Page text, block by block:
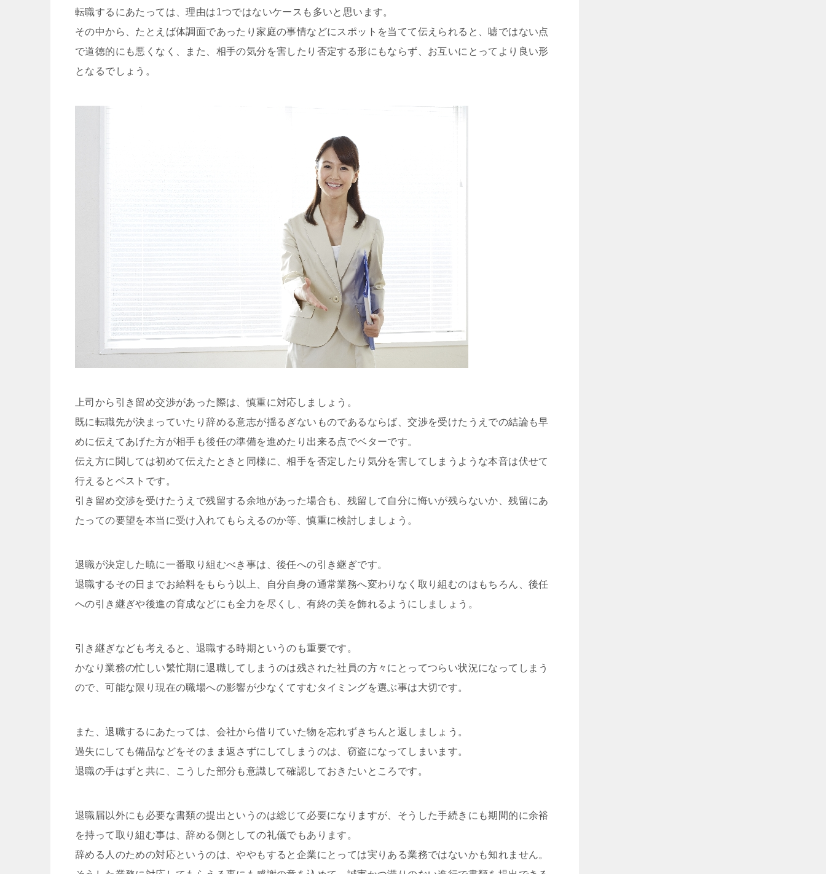
転職するにあたっては、理由は1つではないケースも多いと思います。
その中から、たとえば体調面であったり家庭の事情などにスポットを当てて伝えられると、嘘ではない点
で道徳的にも悪くなく、また、相手の気分を害したり否定する形にもならず、お互いにとってより良い形
となるでしょう。
上司から引き留め交渉があった際は、慎重に対応しましょう。
既に転職先が決まっていたり辞める意志が揺るぎないものであるならば、交渉を受けたうえでの結論も早
めに伝えてあげた方が相手も後任の準備を進めたり出来る点でベターです。
伝え方に関しては初めて伝えたときと同様に、相手を否定したり気分を害してしまうような本音は伏せて
行えるとベストです。
引き留め交渉を受けたうえで残留する余地があった場合も、残留して自分に悔いが残らないか、残留にあ
たっての要望を本当に受け入れてもらえるのか等、慎重に検討しましょう。
退職が決定した暁に一番取り組むべき事は、後任への引き継ぎです。
退職するその日までお給料をもらう以上、自分自身の通常業務へ変わりなく取り組むのはもちろん、後任
への引き継ぎや後進の育成などにも全力を尽くし、有終の美を飾れるようにしましょう。
引き継ぎなども考えると、退職する時期というのも重要です。
かなり業務の忙しい繁忙期に退職してしまうのは残された社員の方々にとってつらい状況になってしまう
ので、可能な限り現在の職場への影響が少なくてすむタイミングを選ぶ事は大切です。
また、退職するにあたっては、会社から借りていた物を忘れずきちんと返しましょう。
過失にしても備品などをそのまま返さずにしてしまうのは、窃盗になってしまいます。
退職の手はずと共に、こうした部分も意識して確認しておきたいところです。
退職届以外にも必要な書類の提出というのは総じて必要になりますが、そうした手続きにも期間的に余裕
を持って取り組む事は、辞める側としての礼儀でもあります。
辞める人のための対応というのは、ややもすると企業にとっては実りある業務ではないかも知れません。